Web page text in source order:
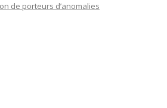
de porteurs d’anomalies